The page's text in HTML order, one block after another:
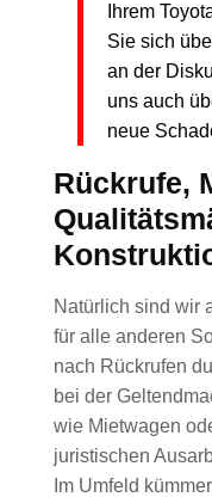
Ihrem
Sie sich
an der
uns auch
neue
Rückrufe,
Natürlich sind wir
für alle anderen
nach Rückrufen
bei der
wie Mietwagen
juristischen
Im Umfeld